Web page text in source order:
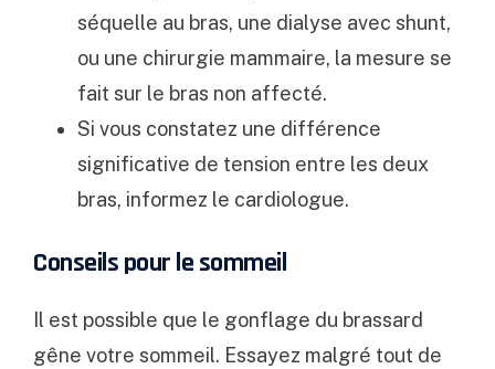
séquelle au bras, une dialyse avec shunt,
ou une chirurgie mammaire, la mesure se
fait sur le bras non affecté.
Si vous constatez une différence
significative de tension entre les deux
bras, informez le cardiologue.
Conseils pour le sommeil
Il est possible que le gonflage du brassard
gêne votre sommeil. Essayez malgré tout de